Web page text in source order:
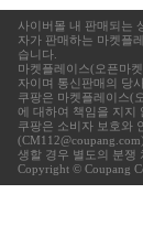
사이버몰 내 판매되는
자가 판매하는 마켓플
습니다.
마켓플레이스(오픈마
자이며 통신판매의 당
쿠팡은 마켓플레이스(
에 대하여 책임을 지지
쿠팡은 소비자 보호와
생할 경우 별도의 분쟁
Copyright © Coupang